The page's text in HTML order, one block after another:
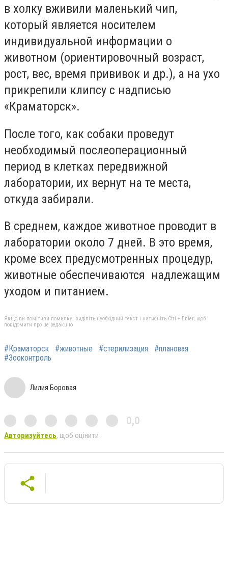
в холку вживили маленький чип,
который является носителем
индивидуальной информации о
животном (ориентировочный возраст,
рост, вес, время прививок и др.), а на ухо
прикрепили клипсу с надписью
«Краматорск».
После того, как собаки проведут
необходимый послеоперационный
период в клетках передвижной
лаборатории, их вернут на те места,
откуда забирали.
В среднем, каждое животное проводит в
лаборатории около 7 дней. В это время,
кроме всех предусмотренных процедур,
животные обеспечиваются надлежащим
уходом и питанием.
Якщо ви помітили помилку, виділіть необхідний текст і натисніть Ctrl + Enter, щоб
повідомити про це редакцію
#Краматорск #животные #стерилизация
#плановая
#Зооконтроль
Лилия Боровая
0,0
Авторизуйтесь, щоб оцінити